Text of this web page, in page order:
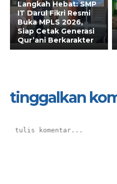
Langkah Hebat: SMP
IT Darul Fikri Resmi
Buka MPLS 2026,
Siap Cetak Generasi
Qur’ani Berkarakter
tinggalkan